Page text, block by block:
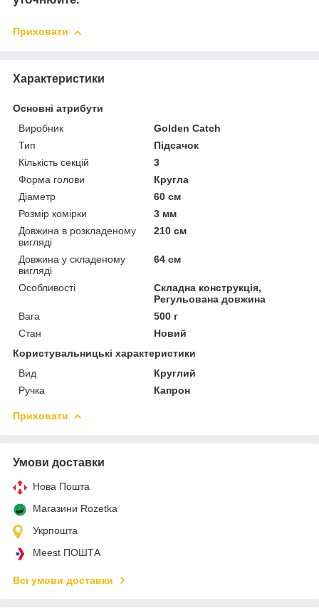
Приховати
Характеристики
Основні атрибути
Виробник
Golden Catch
Тип
Підсачок
Кількість секцій
3
Форма голови
Кругла
Діаметр
60 см
Розмір комірки
3 мм
Довжина в розкладеному
вигляді
210 см
Довжина у складеному
вигляді
64 см
Особливості
Складна конструкція,
Регульована довжина
Вага
500 г
Стан
Новий
Користувальницькі характеристики
Вид
Круглий
Ручка
Капрон
Приховати
Умови доставки
Нова Пошта
Магазини Rozetka
Укрпошта
Meest ПОШТА
Всі умови доставки